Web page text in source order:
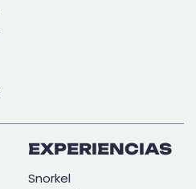
EXPERIENCIAS
Snorkel